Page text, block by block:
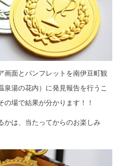
画面とパンフレットを南伊豆町観
泉湯の花内）に発見報告を行うこ
の場で結果が分かります！！
かは、当たってからのお楽しみ